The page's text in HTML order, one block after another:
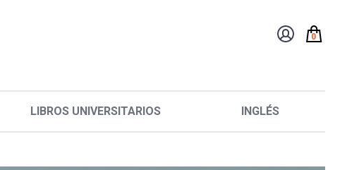
0
LIBROS UNIVERSITARIOS INGLÉS